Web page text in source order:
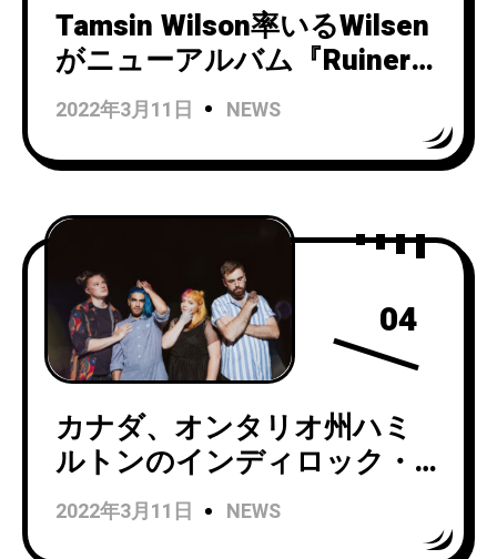
Tamsin Wilson率いるWilsen
がニューアルバム『Ruiner』
をリリース！
2022年3月11日 NEWS
04
カナダ、オンタリオ州ハミ
ルトンのインディロック・
バンド Basement Revolver
がニューシングル「Skin」の
2022年3月11日 NEWS